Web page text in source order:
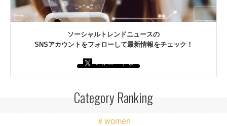
ソーシャルトレンドニュースの
SNSアカウントをフォローして最新情報をチェック！
Category Ranking
＃women